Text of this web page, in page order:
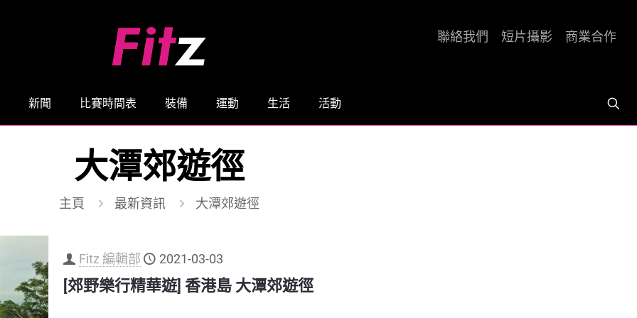
新聞 比賽時間表 裝備 運動 生活 活動
聯絡我們 短片攝影 商業合作
大潭郊遊徑
主頁 最新資訊 大潭郊遊徑
Fitz 編輯部 2021-03-03
[郊野樂行精華遊] 香港島 大潭郊遊徑